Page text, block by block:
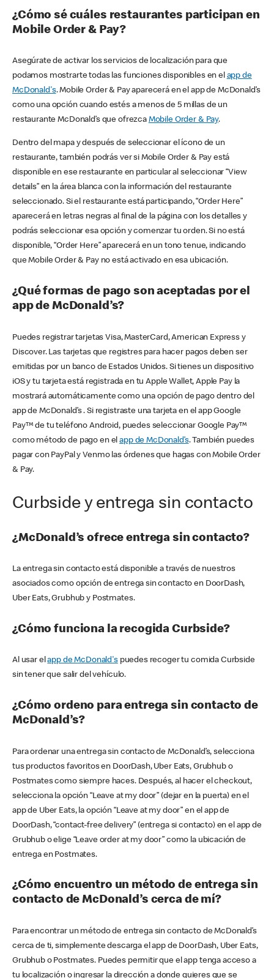
¿Cómo sé cuáles restaurantes participan en
Mobile Order & Pay?
Asegúrate de activar los servicios de localización para que
podamos mostrarte todas las funciones disponibles en el app de
McDonald's. Mobile Order & Pay aparecerá en el app de McDonald’s
como una opción cuando estés a menos de 5 millas de un
restaurante McDonald’s que ofrezca Mobile Order & Pay.
Dentro del mapa y después de seleccionar el ícono de un
restaurante, también podrás ver si Mobile Order & Pay está
disponible en ese restaurante en particular al seleccionar “View
details” en la área blanca con la información del restaurante
seleccionado. Si el restaurante está participando, “Order Here”
aparecerá en letras negras al final de la página con los detalles y
podrás seleccionar esa opción y comenzar tu orden. Si no está
disponible, “Order Here” aparecerá en un tono tenue, indicando
que Mobile Order & Pay no está activado en esa ubicación.
¿Qué formas de pago son aceptadas por el
app de McDonald’s?
Puedes registrar tarjetas Visa, MasterCard, American Express y
Discover. Las tarjetas que registres para hacer pagos deben ser
emitidas por un banco de Estados Unidos. Si tienes un dispositivo
iOS y tu tarjeta está registrada en tu Apple Wallet, Apple Pay la
mostrará automáticamente como una opción de pago dentro del
app de McDonald’s . Si registraste una tarjeta en el app Google
Pay™ de tu teléfono Android, puedes seleccionar Google Pay™
como método de pago en elapp de McDonald’s. También puedes
pagar con PayPal y Venmo las órdenes que hagas con Mobile Order
& Pay.
Curbside y entrega sin contacto
¿McDonald’s ofrece entrega sin contacto?
La entrega sin contacto está disponible a través de nuestros
asociados como opción de entrega sin contacto en DoorDash,
Uber Eats, Grubhub y Postmates.
¿Cómo funciona la recogida Curbside?
Al usar elapp de McDonald'spuedes recoger tu comida Curbside
sin tener que salir del vehículo.
¿Cómo ordeno para entrega sin contacto de
McDonald’s?
Para ordenar una entrega sin contacto de McDonald’s, selecciona
tus productos favoritos en DoorDash, Uber Eats, Grubhub o
Postmates como siempre haces. Después, al hacer el checkout,
selecciona la opción “Leave at my door” (dejar en la puerta) en el
app de Uber Eats, la opción “Leave at my door” en el app de
DoorDash, “contact-free delivery” (entrega si contacto) en el app de
Grubhub o elige “Leave order at my door” como la ubicación de
entrega en Postmates.
¿Cómo encuentro un método de entrega sin
contacto de McDonald’s cerca de mí?
Para encontrar un método de entrega sin contacto de McDonald’s
cerca de ti, simplemente descarga el app de DoorDash, Uber Eats,
Grubhub o Postmates. Puedes permitir que el app tenga acceso a
tu localización o ingresar la dirección a donde quieres que se